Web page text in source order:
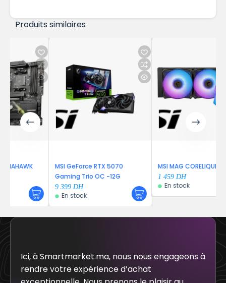
Produits similaires
MSI GeForce RTX 5070
Gaming Trio OC -12G
9 399
En stock
MSI MAG CORELIQUID C280
En stock
Ici, à Smartmarket.ma, nous nous engageons à
rendre votre expérience d’achat